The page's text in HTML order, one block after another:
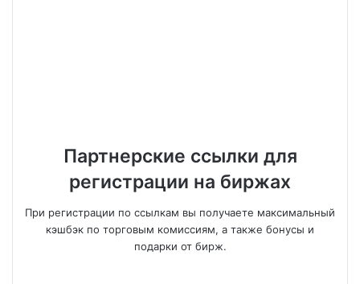
Партнерские ссылки для
регистрации на биржах
При регистрации по ссылкам вы получаете максимальный
кэшбэк по торговым комиссиям, а также бонусы и
подарки от бирж.